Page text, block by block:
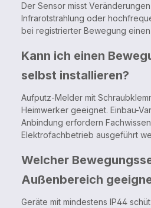
Der Sensor misst
Infrarotstrahlung oder
bei registrierter Bewegung
Kann ich einen
selbst installieren?
Aufputz-Melder mit
Heimwerker geeignet. Einbau-
Anbindung erfordern
Elektrofachbetrieb ausgeführt
Welcher
Außenbereich
Geräte mit mindestens IP44